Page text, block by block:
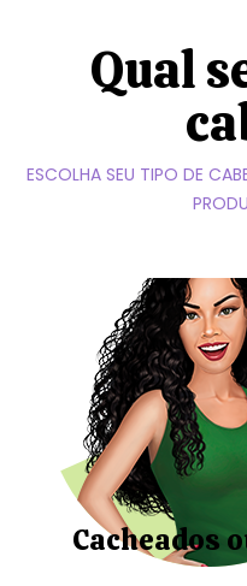
Qual
ESCOLHA SEU TIPO DE
Cacheados